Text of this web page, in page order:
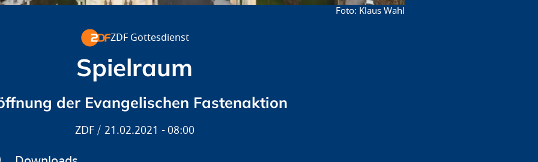
Klaus Wahl
ZDF Gottesdienst
Spielraum
der Evangelischen Fastenaktion
ZDF 21.02.2021 08:00